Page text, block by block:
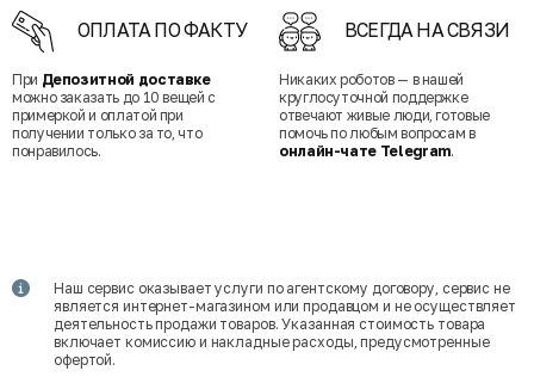
ОПЛАТА ПО ФАКТУ
При Депозитной доставке
можно заказать до 10 вещей с
примеркой и оплатой при
получении только за то, что
понравилось.
ВСЕГДА НА СВЯЗИ
Никаких роботов — в нашей
круглосуточной поддержке
отвечают живые люди, готовые
помочь по любым вопросам в
онлайн-чате Telegram.
Наш сервис оказывает услуги по агентскому договору, сервис не
является интернет-магазином или продавцом и не осуществляет
деятельность продажи товаров. Указанная стоимость товара
включает комиссию и накладные расходы, предусмотренные
офертой.